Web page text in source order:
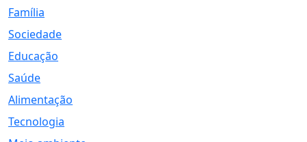
Família
Sociedade
Educação
Saúde
Alimentação
Tecnologia